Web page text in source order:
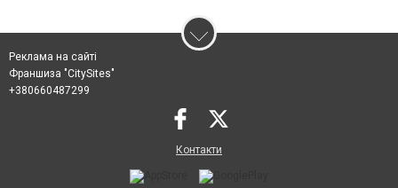
Реклама на сайті
Франшиза "CitySites"
+380660487299
Контакти